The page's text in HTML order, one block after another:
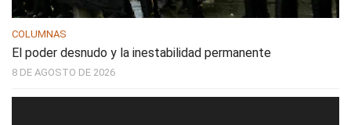
COLUMNAS
El poder desnudo y la inestabilidad permanente
8 DE AGOSTO DE 2026